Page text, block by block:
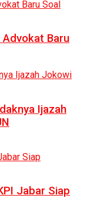
Advokat Baru
Ijazah
Jabar Siap